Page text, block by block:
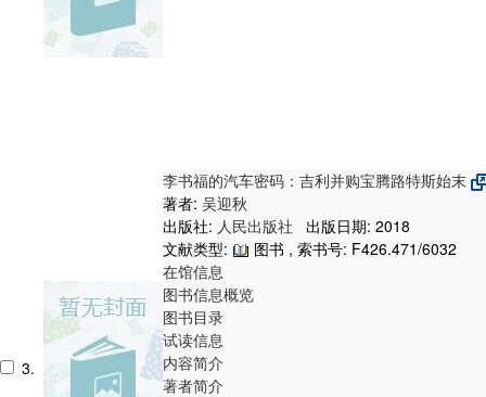
3.
李书福的汽车密码：吉利并购宝腾路特斯始末
著者: 吴迎秋
出版社: 人民出版社
出版日期: 2018
文献类型:
图书 , 索书号: F426.471/6032
在馆信息
图书信息概览
图书目录
试读信息
内容简介
著者简介